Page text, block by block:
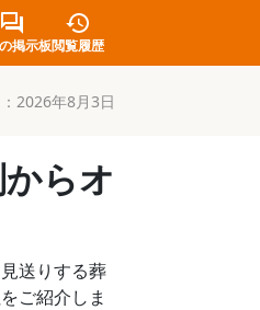
掲示板閲覧履歴
2026年8月3日
らオ
送りする葬
ご紹介しま